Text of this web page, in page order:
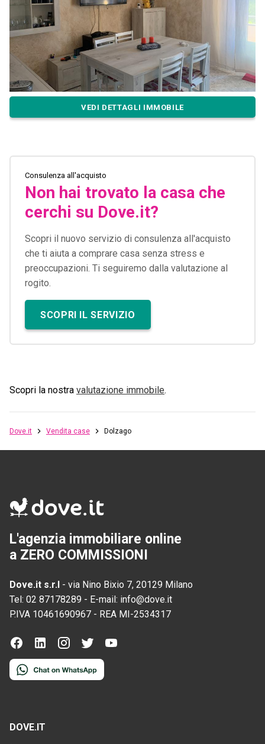
VEDI DETTAGLI IMMOBILE
Consulenza all'acquisto
Non hai trovato la casa che
cerchi su Dove.it?
Scopri il nuovo servizio di consulenza all'acquisto
che ti aiuta a comprare casa senza stress e
preoccupazioni. Ti seguiremo dalla valutazione al
rogito.
SCOPRI IL SERVIZIO
Scopri la nostra valutazione immobile.
Dove.it Vendita case Dolzago
L'agenzia immobiliare online
a ZERO COMMISSIONI
Dove.it s.r.l - via Nino Bixio 7, 20129 Milano
Tel: 02 87178289 - E-mail: info@dove.it
P.IVA 10461690967 - REA MI-2534317
DOVE.IT